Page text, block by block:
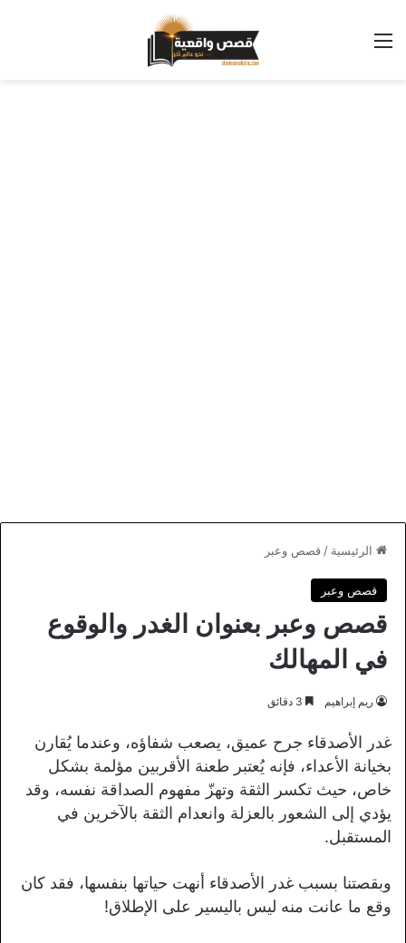
القائمة
الرئيسية / قصص وعبر
قصص وعبر
قصص وعبر بعنوان الغدر والوقوع
في المهالك
ريم إبراهيم
غدر الأصدقاء جرح عميق، يصعب شفاؤه، وعندما يُقارن
بخيانة الأعداء، فإنه يُعتبر طعنة الأقربين مؤلمة بشكل
خاص، حيث تكسر الثقة وتهزّ مفهوم الصداقة نفسه، وقد
يؤدي إلى الشعور بالعزلة وانعدام الثقة بالآخرين في
المستقبل.
وبقصتنا بسبب غدر الأصدقاء أنهت حياتها بنفسها، فقد كان
وقع ما عانت منه ليس باليسير على الإطلاق!